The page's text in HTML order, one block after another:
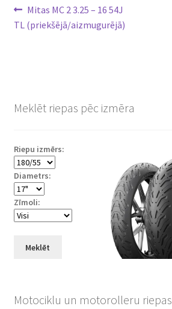
Ziņu
izvēlne
Previous
post:
Mitas MC 2 3.25 – 16 54J
TL (priekšējā/aizmugurējā)
Meklēt riepas pēc izmēra
Riepu izmērs:
Diametrs:
Zīmoli:
Meklēt
Motociklu un motorolleru riepas